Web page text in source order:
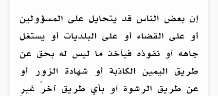
إن بعض الناس قد يتحايل على المسؤولين
أو على القضاء أو على البلديات أو يستغل
جاهه أو نفوذه فيأخذ ما ليس له بحق عن
طريق اليمين الكاذبة أو شهادة الزور أو
عن طريق الرشوة أو بأي طريق آخرَ غيرِ